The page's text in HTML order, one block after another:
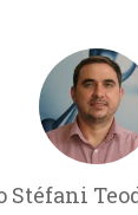
Stéfani